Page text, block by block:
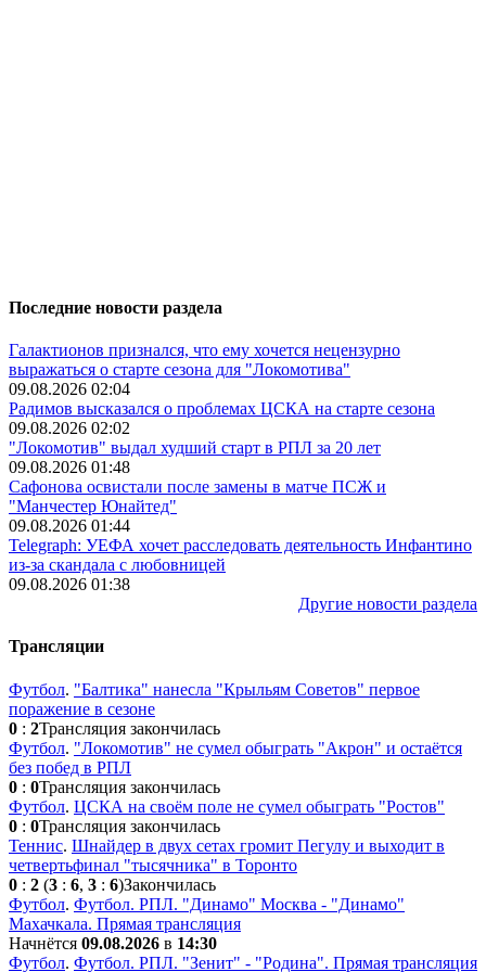
Последние новости раздела
Галактионов признался, что ему хочется нецензурно
выражаться о старте сезона для "Локомотива"
09.08.2026 02:04
Радимов высказался о проблемах ЦСКА на старте сезона
09.08.2026 02:02
"Локомотив" выдал худший старт в РПЛ за 20 лет
09.08.2026 01:48
Сафонова освистали после замены в матче ПСЖ и
"Манчестер Юнайтед"
09.08.2026 01:44
Telegraph: УЕФА хочет расследовать деятельность Инфантино
из-за скандала с любовницей
09.08.2026 01:38
Другие новости раздела
Трансляции
Футбол. "Балтика" нанесла "Крыльям Советов" первое
поражение в сезоне
0 : 2Трансляция закончилась
Футбол. "Локомотив" не сумел обыграть "Акрон" и остаётся
без побед в РПЛ
0 : 0Трансляция закончилась
Футбол. ЦСКА на своём поле не сумел обыграть "Ростов"
0 : 0Трансляция закончилась
Теннис. Шнайдер в двух сетах громит Пегулу и выходит в
четвертьфинал "тысячника" в Торонто
0 : 2 (3 : 6, 3 : 6)Закончилась
Футбол. Футбол. РПЛ. "Динамо" Москва - "Динамо"
Махачкала. Прямая трансляция
Начнётся 09.08.2026 в 14:30
Футбол. Футбол. РПЛ. "Зенит" - "Родина". Прямая трансляция